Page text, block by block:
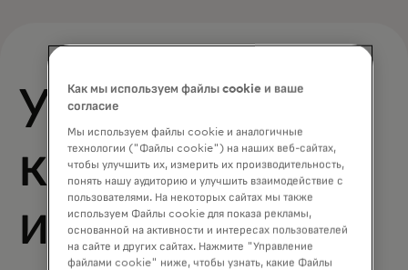
Учебный
контент и
инструменты
Как мы используем файлы cookie и ваше
согласие
Мы используем файлы cookie и аналогичные
технологии ("Файлы cookie") на наших веб-сайтах,
чтобы улучшить их, измерить их производительность,
понять нашу аудиторию и улучшить взаимодействие с
пользователями. На некоторых сайтах мы также
используем Файлы cookie для показа рекламы,
основанной на активности и интересах пользователей
на сайте и других сайтах. Нажмите "Управление
файлами cookie" ниже, чтобы узнать, какие Файлы